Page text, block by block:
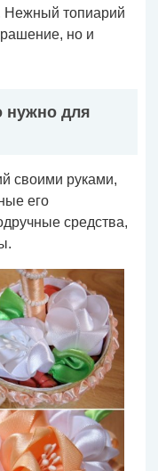
топиарий
но и
нужно для
своими руками,
его
средства,